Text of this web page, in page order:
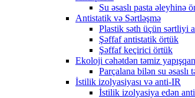
Su əsaslı pasta əleyhinə
Antistatik və Sərtləşmə
Plastik səth üçün sərtliyi
Şəffaf antistatik örtük
Şəffaf keçirici örtük
Ekoloji cəhətdən təmiz yapışqan
Parçalana bilən su əsaslı
İstilik izolyasiyası və anti-IR
İstilik izolyasiya edən